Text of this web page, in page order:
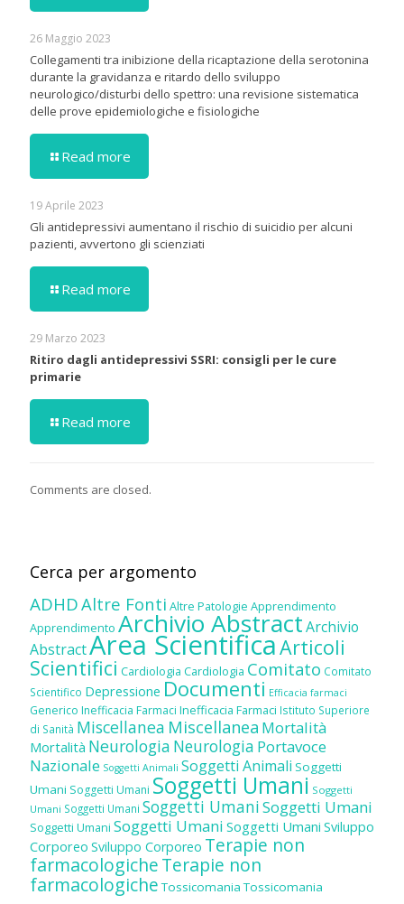
26 Maggio 2023
Collegamenti tra inibizione della ricaptazione della serotonina
durante la gravidanza e ritardo dello sviluppo
neurologico/disturbi dello spettro: una revisione sistematica
delle prove epidemiologiche e fisiologiche
Read more
19 Aprile 2023
Gli antidepressivi aumentano il rischio di suicidio per alcuni
pazienti, avvertono gli scienziati
Read more
29 Marzo 2023
Ritiro dagli antidepressivi SSRI: consigli per le cure
primarie
Read more
Comments are closed.
Cerca per argomento
ADHDAltre Fonti Altre Patologie Apprendimento
Apprendimento Archivio AbstractArchivio
AbstractArea ScientificaArticoli
Scientifici Cardiologia Cardiologia Comitato Comitato
Scientifico Depressione Documenti Efficacia farmaci
Generico Inefficacia Farmaci Inefficacia Farmaci Istituto Superiore
di Sanità Miscellanea Miscellanea Mortalità
Mortalità Neurologia Neurologia Portavoce
Nazionale Soggetti Animali Soggetti Animali Soggetti
Umani Soggetti Umani Soggetti Umani Soggetti
Umani Soggetti Umani Soggetti UmaniSoggetti Umani
Soggetti Umani Soggetti Umani Soggetti Umani Sviluppo
Corporeo Sviluppo Corporeo Terapie non
farmacologicheTerapie non
farmacologiche Tossicomania Tossicomania